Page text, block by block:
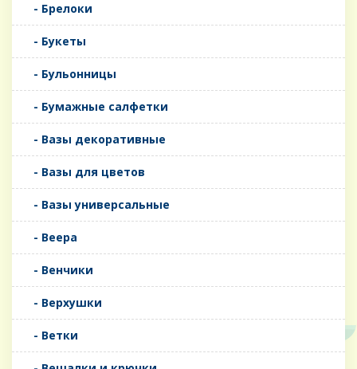
- Брелоки
- Букеты
- Бульонницы
- Бумажные салфетки
- Вазы декоративные
- Вазы для цветов
- Вазы универсальные
- Веера
- Венчики
- Верхушки
- Ветки